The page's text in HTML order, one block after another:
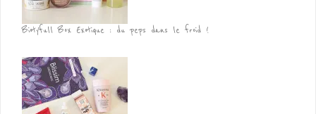
Biotyfull Box Exotique : du peps dans le froid !